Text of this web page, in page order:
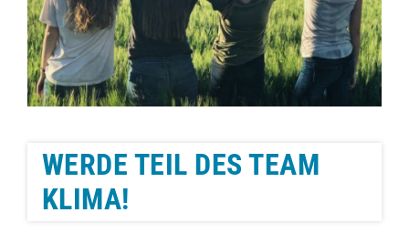
WERDE TEIL DES TEAM
KLIMA!